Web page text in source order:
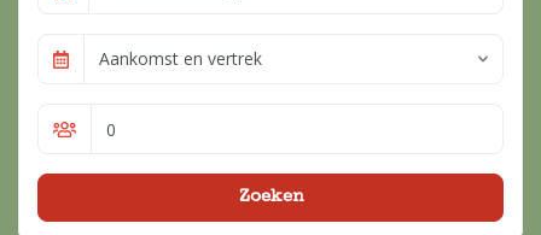
Aankomst en vertrek
Zoeken